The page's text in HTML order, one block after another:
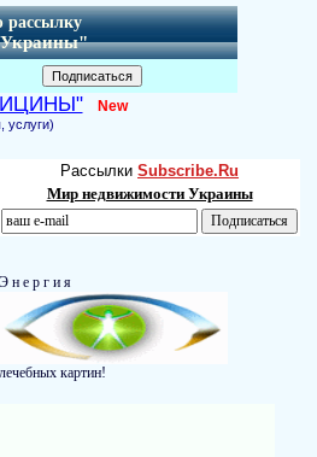
рассылку
Украины"
New
услуги)
Рассылки Subscribe.Ru
Мир недвижимости Украины
Э н е р г и я
лечебных картин!